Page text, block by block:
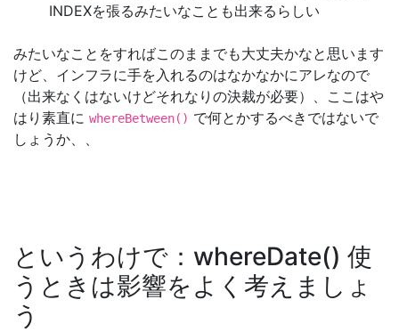
INDEXを張るみたいなことも出来るらしい
みたいなことをすればこのままでも大丈夫かなと思います
けど、インフラに手を入れるのはなかなかにアレなので
（出来なくはないけどそれなりの決裁が必要）、ここはや
はり素直に whereBetween() で何とかするべきではないで
しょうか、、
というわけで：whereDate() 使
うときは影響をよく考えましょ
う